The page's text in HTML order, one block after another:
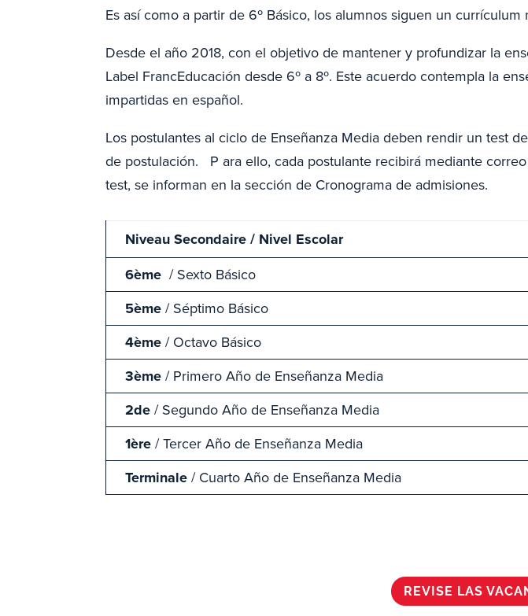
Es así como a partir de 6º Básico, los alumnos siguen un
Desde el año 2018, con el objetivo de mantener y profundizar la
Label FrancEducación desde 6º a 8º. Este acuerdo contempla la
impartidas en español.
Los postulantes al ciclo de Enseñanza Media deben rendir un test
de postulación. P ara ello, cada postulante recibirá mediante
test, se informan en la sección de Cronograma de admisiones.
Niveau Secondaire / Nivel Escolar
6ème / Sexto Básico
5ème/ Séptimo Básico
4ème/ Octavo Básico
3ème/ Primero Año de Enseñanza Media
2de/ Segundo Año de Enseñanza Media
1ère/ Tercer Año de Enseñanza Media
Terminale/ Cuarto Año de Enseñanza Media
REVISE LAS